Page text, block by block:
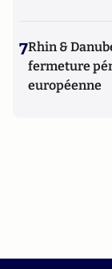
7Rhin &
fermeture
européenne